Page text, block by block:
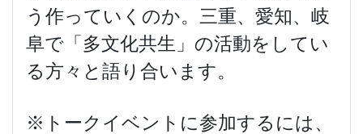
う作っていくのか。三重、愛知、岐
阜で「多文化共生」の活動をしてい
る方々と語り合います。
※トークイベントに参加するには、